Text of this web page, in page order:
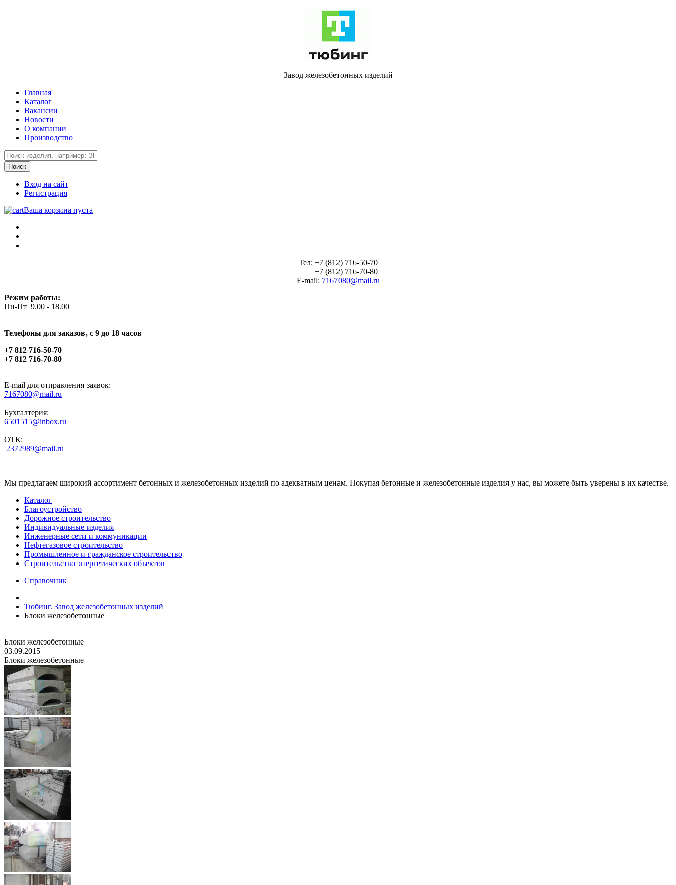
Завод железобетонных изделий
Главная
Каталог
Вакансии
Новости
О компании
Производство
Вход на сайт
Регистрация
Ваша корзина пуста
Тел: +7 (812) 716-50-70
+7 (812) 716-70-80
E-mail: 7167080@mail.ru
Режим работы:
Пн-Пт 9.00 - 18.00
Телефоны для заказов, c 9 до 18 часов
+7 812 716-50-70
+7 812 716-70-80
E-mail для отправления заявок:
7167080@mail.ru
Бухгалтерия:
6501515@inbox.ru
ОТК:
2372989@mail.ru
Мы предлагаем широкий ассортимент бетонных и железобетонных изделий по адекватным ценам. Покупая бетонные и железобетонные изделия у нас, вы можете быть уверены в их качестве.
Каталог
Благоустройство
Дорожное строительство
Индивидуальные изделия
Инженерные сети и коммуникации
Нефтегазовое строительство
Промышленное и гражданское строительство
Строительство энергетических объектов
Справочник
Тюбинг. Завод железобетонных изделий
Блоки железобетонные
Блоки железобетонные
03.09.2015
Блоки железобетонные